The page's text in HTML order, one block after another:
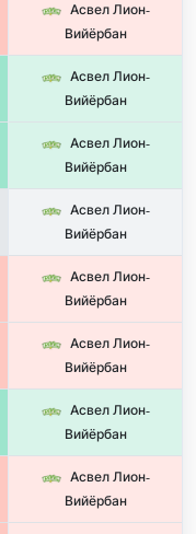
Асвел Лион-
Вийёрбан
Асвел Лион-
Вийёрбан
Асвел Лион-
Вийёрбан
Асвел Лион-
Вийёрбан
Асвел Лион-
Вийёрбан
Асвел Лион-
Вийёрбан
Асвел Лион-
Вийёрбан
Асвел Лион-
Вийёрбан